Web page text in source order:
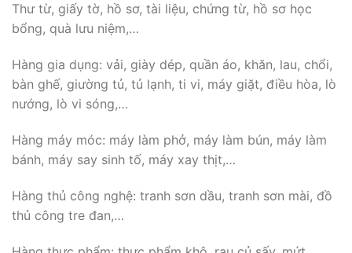
Thư từ, giấy tờ, hồ sơ, tài liệu, chứng từ, hồ sơ học
bổng, quà lưu niệm,…
Hàng gia dụng: vải, giày dép, quần áo, khăn, lau, chổi,
bàn ghế, giường tủ, tủ lạnh, ti vi, máy giặt, điều hòa, lò
nướng, lò vi sóng,…
Hàng máy móc: máy làm phở, máy làm bún, máy làm
bánh, máy say sinh tố, máy xay thịt,…
Hàng thủ công nghệ: tranh sơn dầu, tranh sơn mài, đồ
thủ công tre đan,…